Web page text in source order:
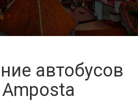
автобусов